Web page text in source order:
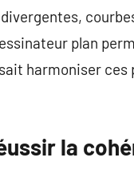
plan
harmoniser ces
la